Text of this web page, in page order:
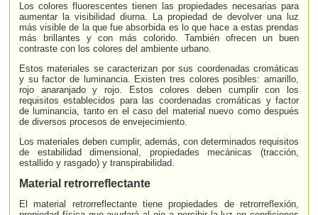
Los colores fluorescentes tienen las propiedades necesarias para
aumentar la visibilidad diurna. La propiedad de devolver una luz
más visible de la que fue absorbida es lo que hace a estas prendas
más brillantes y con más colorido. También ofrecen un buen
contraste con los colores del ambiente urbano.
Estos materiales se caracterizan por sus coordenadas cromáticas
y su factor de luminancia. Existen tres colores posibles: amarillo,
rojo anaranjado y rojo. Estos colores deben cumplir con los
requisitos establecidos para las coordenadas cromáticas y factor
de luminancia, tanto en el caso del material nuevo como después
de diversos procesos de envejecimiento.
Los materiales deben cumplir, además, con determinados requisitos
de estabilidad dimensional, propiedades mecánicas (tracción,
estallido y rasgado) y transpirabilidad.
Material retrorreflectante
El material retrorreflectante tiene propiedades de retrorreflexión,